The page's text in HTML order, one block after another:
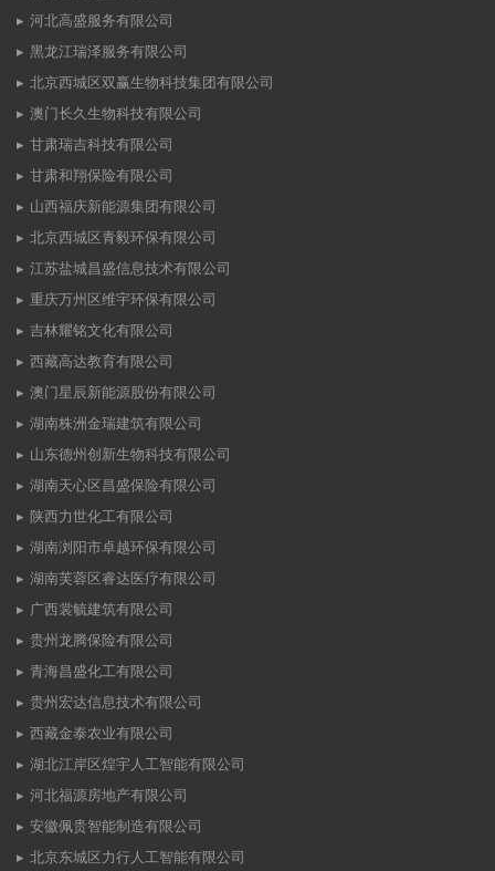
河北高盛服务有限公司
黑龙江瑞泽服务有限公司
北京西城区双赢生物科技集团有限公司
澳门长久生物科技有限公司
甘肃瑞吉科技有限公司
甘肃和翔保险有限公司
山西福庆新能源集团有限公司
北京西城区青毅环保有限公司
江苏盐城昌盛信息技术有限公司
重庆万州区维宇环保有限公司
吉林耀铭文化有限公司
西藏高达教育有限公司
澳门星辰新能源股份有限公司
湖南株洲金瑞建筑有限公司
山东德州创新生物科技有限公司
湖南天心区昌盛保险有限公司
陕西力世化工有限公司
湖南浏阳市卓越环保有限公司
湖南芙蓉区睿达医疗有限公司
广西裳毓建筑有限公司
贵州龙腾保险有限公司
青海昌盛化工有限公司
贵州宏达信息技术有限公司
西藏金泰农业有限公司
湖北江岸区煌宇人工智能有限公司
河北福源房地产有限公司
安徽佩贵智能制造有限公司
北京东城区力行人工智能有限公司